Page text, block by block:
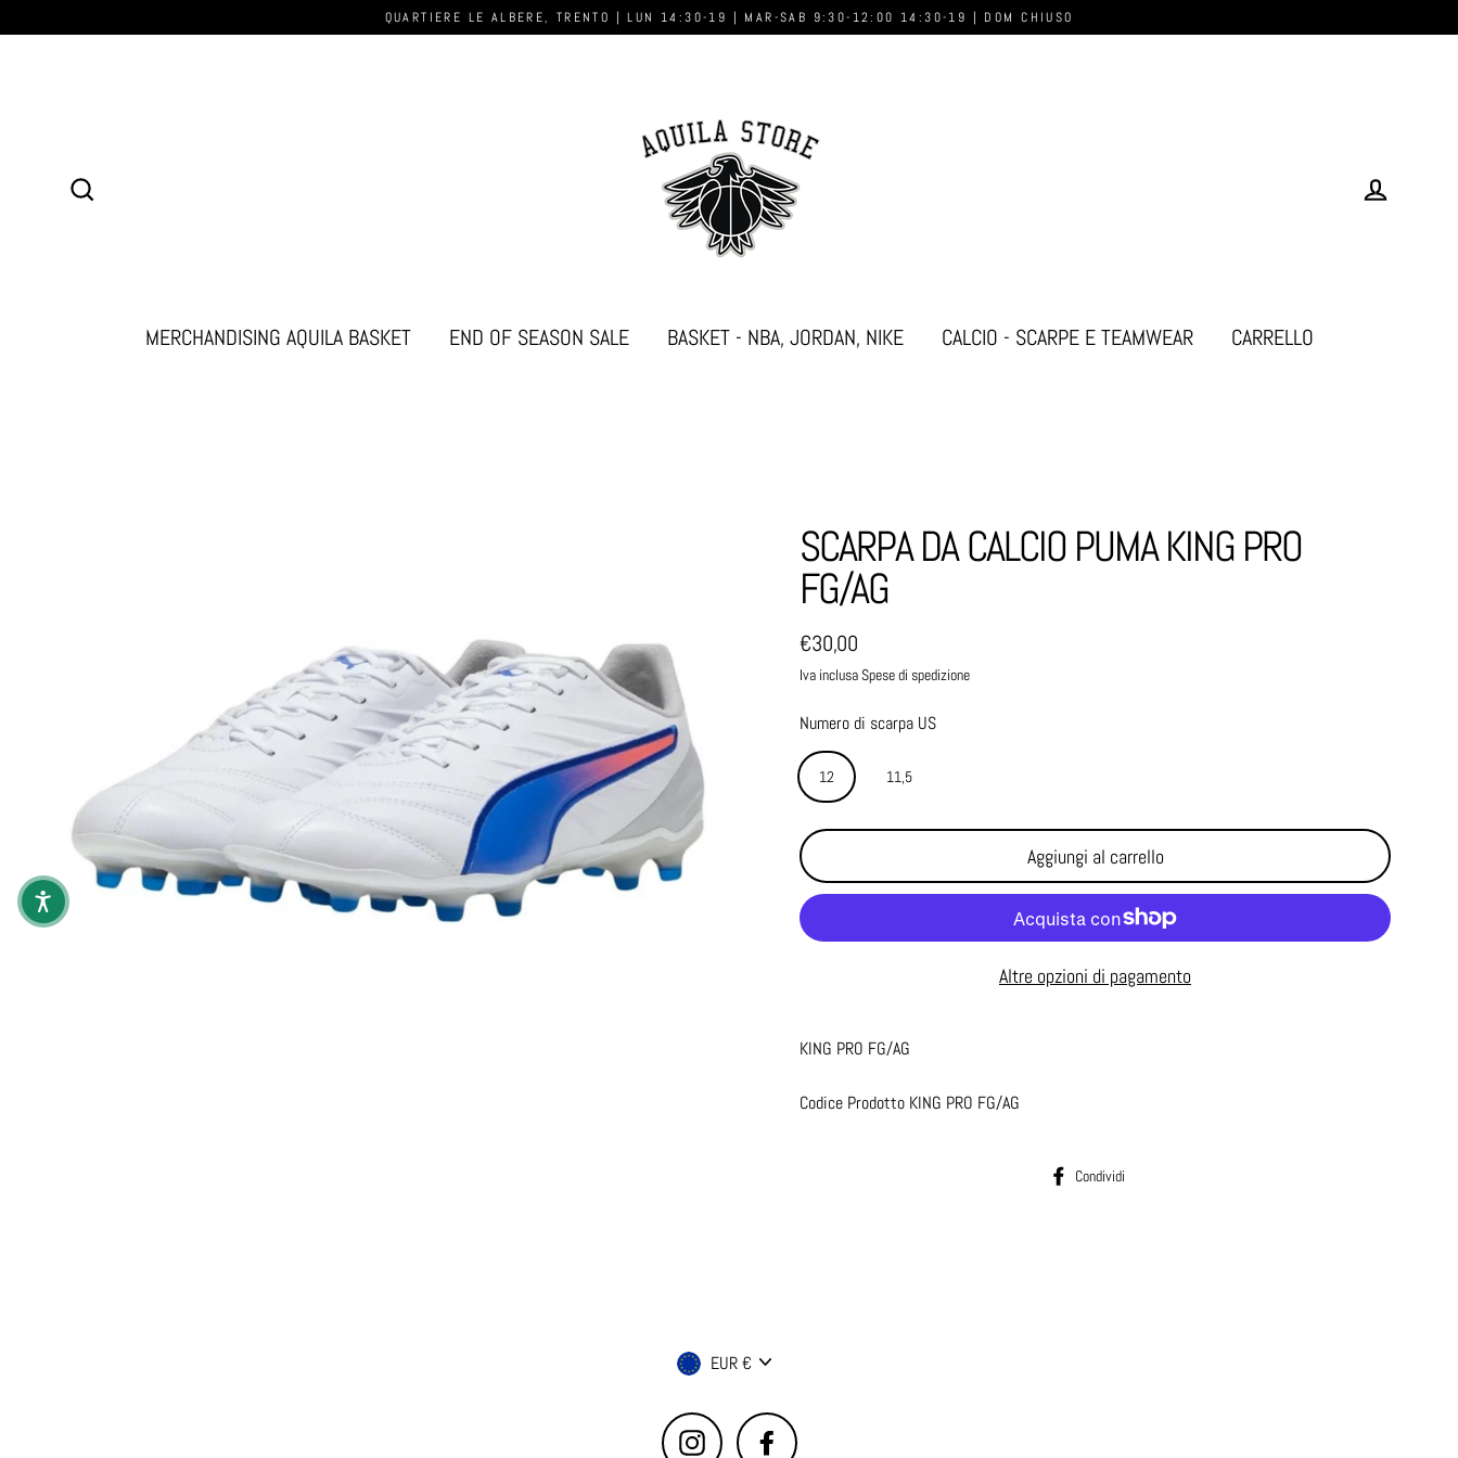
QUARTIERE LE ALBERE, TRENTO | LUN 14:30-19 | MAR-SAB 9:30-12:00 14:30-19 | DOM CHIUSO
MERCHANDISING AQUILA BASKET END OF SEASON SALE BASKET - NBA, JORDAN, NIKE CALCIO - SCARPE E TEAMWEAR CARRELLO
SCARPA DA CALCIO PUMA KING PRO
FG/AG
Prezzo normale
€30,00
Iva inclusa Spese di spedizione
Numero di scarpa US
12 11,5
Aggiungi al carrello
Altre opzioni di pagamento
KING PRO FG/AG
Codice Prodotto KING PRO FG/AG
Condividi
Valuta
EUR €
Instagram Facebook